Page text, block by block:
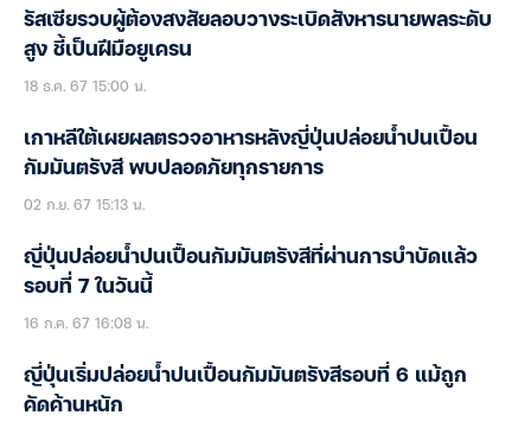
รัสเซียรวบผู้ต้องสงสัยลอบวางระเบิดสังหารนายพลระดับ
สูง ชี้เป็นฝีมือยูเครน
18 ธ.ค. 67 15:00 น.
เกาหลีใต้เผยผลตรวจอาหารหลังญี่ปุ่นปล่อยน้ำปนเปื้อน
กัมมันตรังสี พบปลอดภัยทุกรายการ
02 ก.ย. 67 15:13 น.
ญี่ปุ่นปล่อยน้ำปนเปื้อนกัมมันตรังสีที่ผ่านการบำบัดแล้ว
รอบที่ 7 ในวันนี้
16 ก.ค. 67 16:08 น.
ญี่ปุ่นเริ่มปล่อยน้ำปนเปื้อนกัมมันตรังสีรอบที่ 6 แม้ถูก
คัดค้านหนัก